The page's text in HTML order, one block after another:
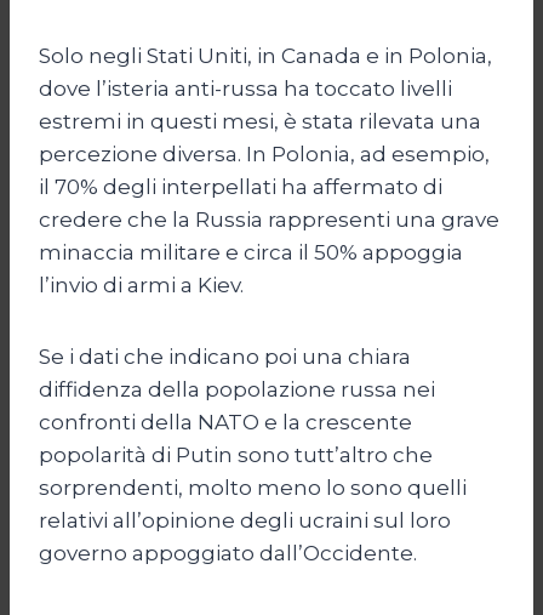
Solo negli Stati Uniti, in Canada e in Polonia,
dove l’isteria anti-russa ha toccato livelli
estremi in questi mesi, è stata rilevata una
percezione diversa. In Polonia, ad esempio,
il 70% degli interpellati ha affermato di
credere che la Russia rappresenti una grave
minaccia militare e circa il 50% appoggia
l’invio di armi a Kiev.
Se i dati che indicano poi una chiara
diffidenza della popolazione russa nei
confronti della NATO e la crescente
popolarità di Putin sono tutt’altro che
sorprendenti, molto meno lo sono quelli
relativi all’opinione degli ucraini sul loro
governo appoggiato dall’Occidente.